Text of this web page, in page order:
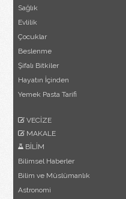
Sağlık
Evlilik
Çocuklar
Beslenme
Şifalı Bitkiler
Hayatın İçinden
Yemek Pasta Tarifi
VECİZE
MAKALE
BİLİM
Bilimsel Haberler
Bilim ve Müslümanlık
Astronomi